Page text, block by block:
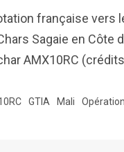
française vers
Sagaie en Côte
AMX10RC
GTIA Mali